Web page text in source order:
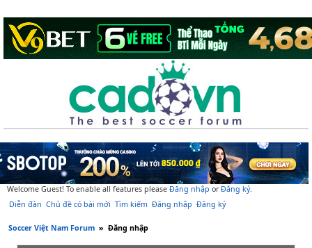
Welcome Guest! To enable all features please Đăng nhập orĐăng ký.
Diễn đàn Chủ đề có bài mới Tìm kiếm Đăng nhập Đăng ký
Soccer Việt Nam Forum » Đăng nhập